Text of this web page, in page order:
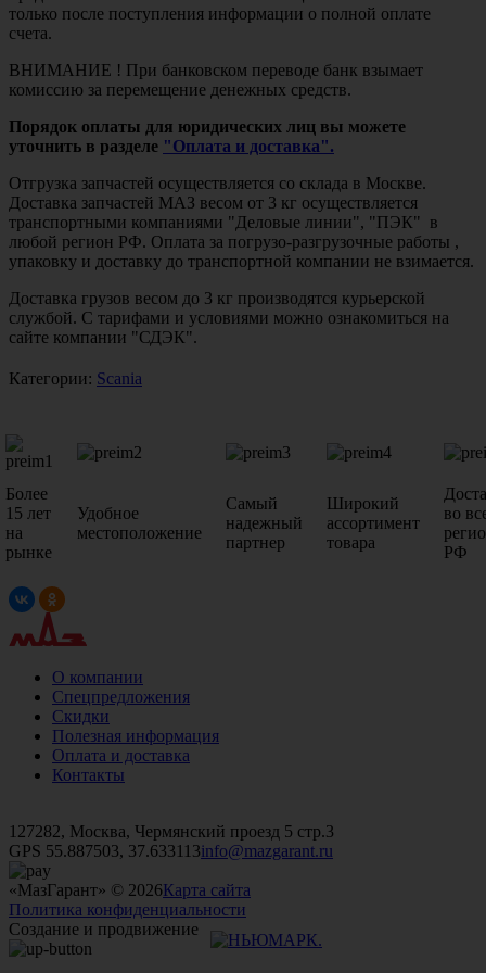
только после поступления информации о полной оплате
счета.
ВНИМАНИЕ ! При банковском переводе банк взымает
комиссию за перемещение денежных средств.
Порядок оплаты для юридических лиц вы можете
уточнить в разделе "Оплата и доставка".
Отгрузка запчастей осуществляется со склада в Москве.
Доставка запчастей МАЗ весом от 3 кг осуществляется
транспортными компаниями "Деловые линии", "ПЭК" в
любой регион РФ. Оплата за погрузо-разгрузочные работы ,
упаковку и доставку до транспортной компании не взимается.
Доставка грузов весом до 3 кг производятся курьерской
службой. С тарифами и условиями можно ознакомиться на
сайте компании "СДЭК".
Категории: Scania
Более
15 лет
на
рынке
Удобное
местоположение
Самый
надежный
партнер
Широкий
ассортимент
товара
во
РФ
О компании
Спецпредложения
Скидки
Полезная информация
Оплата и доставка
Контакты
127282, Москва, Чермянский проезд 5 стр.3
GPS 55.887503, 37.633113info@mazgarant.ru
«МазГарант» © 2026Карта сайта
Политика конфиденциальности
Создание и продвижение